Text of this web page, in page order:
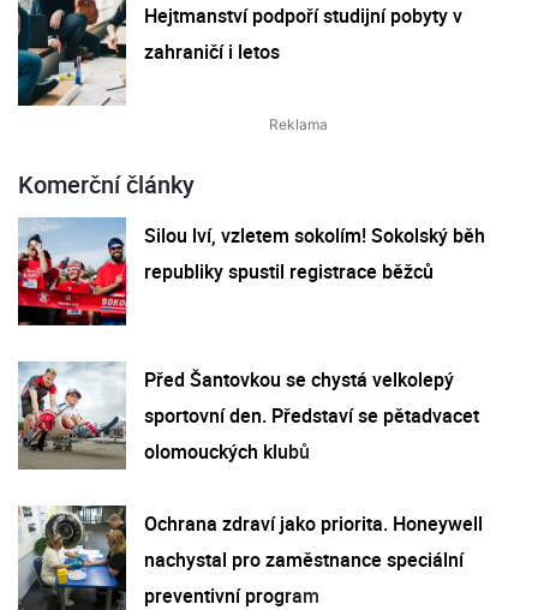
Hejtmanství podpoří studijní pobyty v
zahraničí i letos
Komerční články
Silou lví, vzletem sokolím! Sokolský běh
republiky spustil registrace běžců
Před Šantovkou se chystá velkolepý
sportovní den. Představí se pětadvacet
olomouckých klubů
Ochrana zdraví jako priorita. Honeywell
nachystal pro zaměstnance speciální
preventivní program